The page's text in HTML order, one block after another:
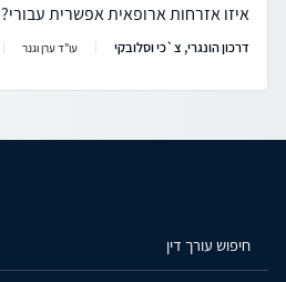
איזו אזרחות ארופאית אפשרית עבורי?
דרכון הונגרי, צ`כי וסלובקי עו"ד ערן וגנר
חיפוש עורך דין